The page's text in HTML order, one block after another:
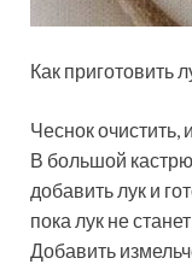
Как приготовить
Чеснок очистить,
В большой
добавить лук и
пока лук не
Добавить